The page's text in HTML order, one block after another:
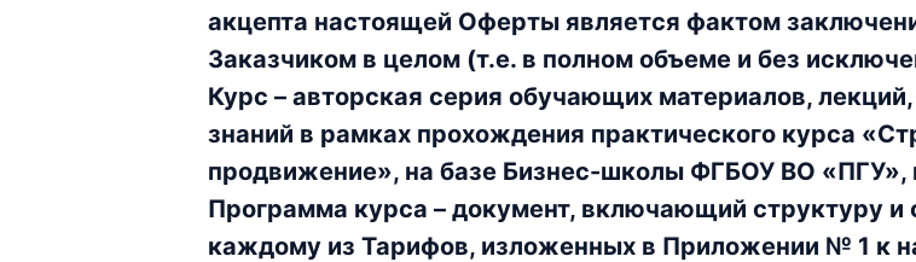
акцепта настоящей Оферты является фактом
Заказчиком в целом (т.е. в полном объеме и без
Курс – авторская серия обучающих материалов,
знаний в рамках прохождения практического курса
продвижение», на базе Бизнес-школы ФГБОУ ВО «ПГУ»,
Программа курса – документ, включающий структуру и
каждому из Тарифов, изложенных в Приложении № 1 к